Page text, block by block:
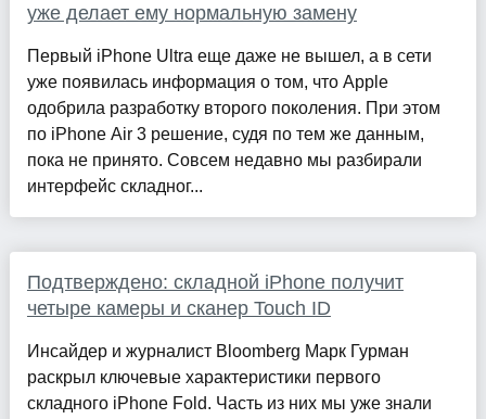
уже делает ему нормальную замену
Первый iPhone Ultra еще даже не вышел, а в сети
уже появилась информация о том, что Apple
одобрила разработку второго поколения. При этом
по iPhone Air 3 решение, судя по тем же данным,
пока не принято. Совсем недавно мы разбирали
интерфейс складног...
Подтверждено: складной iPhone получит
четыре камеры и сканер Touch ID
Инсайдер и журналист Bloomberg Марк Гурман
раскрыл ключевые характеристики первого
складного iPhone Fold. Часть из них мы уже знали